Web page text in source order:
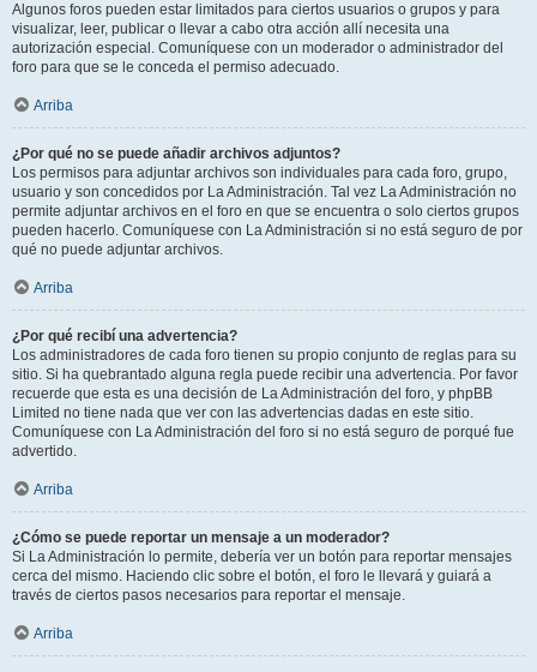
Algunos foros pueden estar limitados para ciertos usuarios o grupos y para
visualizar, leer, publicar o llevar a cabo otra acción allí necesita una
autorización especial. Comuníquese con un moderador o administrador del
foro para que se le conceda el permiso adecuado.
Arriba
¿Por qué no se puede añadir archivos adjuntos?
Los permisos para adjuntar archivos son individuales para cada foro, grupo,
usuario y son concedidos por La Administración. Tal vez La Administración no
permite adjuntar archivos en el foro en que se encuentra o solo ciertos grupos
pueden hacerlo. Comuníquese con La Administración si no está seguro de por
qué no puede adjuntar archivos.
Arriba
¿Por qué recibí una advertencia?
Los administradores de cada foro tienen su propio conjunto de reglas para su
sitio. Si ha quebrantado alguna regla puede recibir una advertencia. Por favor
recuerde que esta es una decisión de La Administración del foro, y phpBB
Limited no tiene nada que ver con las advertencias dadas en este sitio.
Comuníquese con La Administración del foro si no está seguro de porqué fue
advertido.
Arriba
¿Cómo se puede reportar un mensaje a un moderador?
Si La Administración lo permite, debería ver un botón para reportar mensajes
cerca del mismo. Haciendo clic sobre el botón, el foro le llevará y guiará a
través de ciertos pasos necesarios para reportar el mensaje.
Arriba